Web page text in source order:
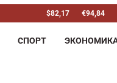
$82,17 €94,84
СПОРТ